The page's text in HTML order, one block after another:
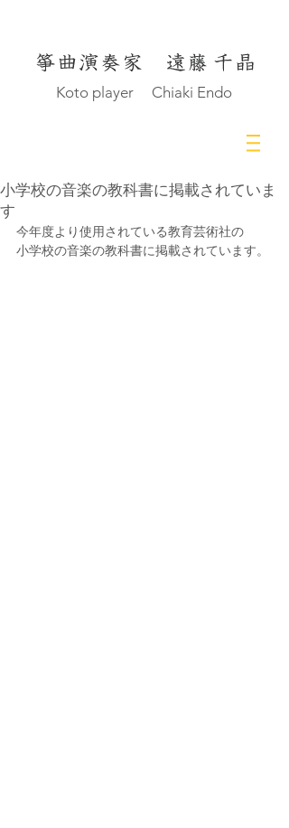
Koto player Chiaki Endo
小学校の音楽の教科書に掲載されていま
す
今年度より使用されている教育芸術社の
小学校の音楽の教科書に掲載されています。